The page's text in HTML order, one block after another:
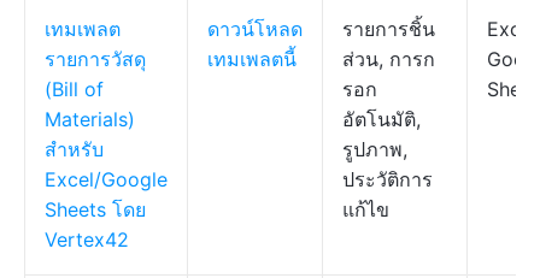
เทมเพลต
รายการวัสดุ
(Bill of
Materials)
สำหรับ
Excel/Google
Sheets โดย
Vertex42
ดาวน์โหลด
เทมเพลตนี้
รายการชิ้น
ส่วน, การก
รอก
อัตโนมัติ,
รูปภาพ,
ประวัติการ
แก้ไข
Excel,